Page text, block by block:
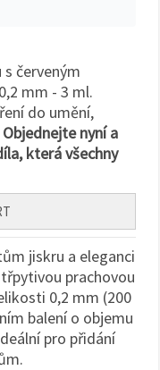
červeným
mm - 3 ml.
do umění,
nyní a
která všechny
jiskru a eleganci
prachovou
0,2 mm (200
balení o objemu
pro přidání